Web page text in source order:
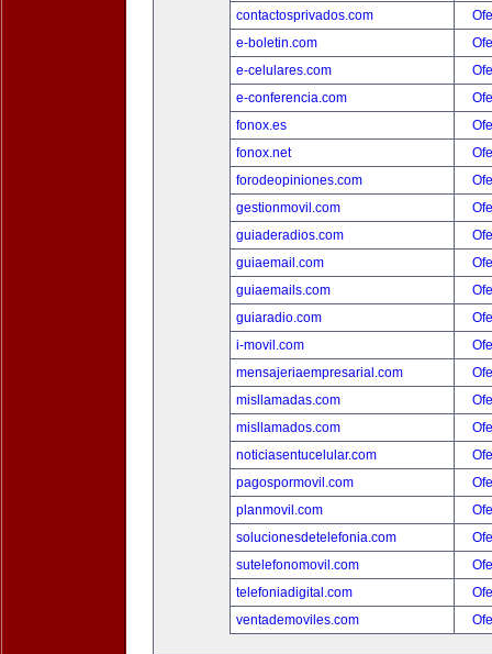
contactosprivados.com
e-boletin.com
e-celulares.com
e-conferencia.com
fonox.es
fonox.net
forodeopiniones.com
gestionmovil.com
guiaderadios.com
guiaemail.com
guiaemails.com
guiaradio.com
i-movil.com
mensajeriaempresarial.com
misllamadas.com
misllamados.com
noticiasentucelular.com
pagospormovil.com
planmovil.com
solucionesdetelefonia.com
sutelefonomovil.com
telefoniadigital.com
ventademoviles.com